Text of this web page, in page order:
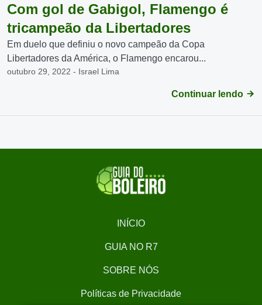
Com gol de Gabigol, Flamengo é
tricampeão da Libertadores
Em duelo que definiu o novo campeão da Copa
Libertadores da América, o Flamengo encarou...
outubro 29, 2022 - Israel Lima
Continuar lendo
INÍCIO
GUIA NO R7
SOBRE NÓS
Políticas de Privacidade